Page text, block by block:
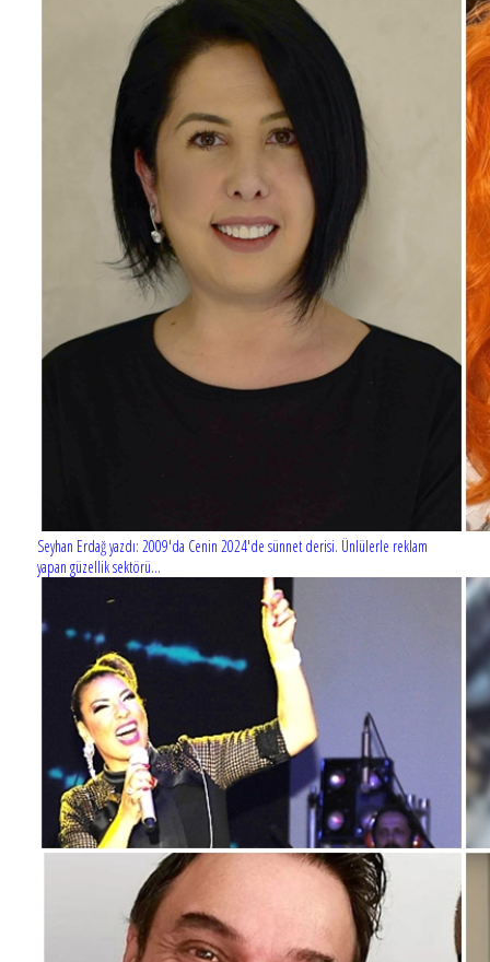
Seyhan Erdağ yazdı: 2009'da Cenin 2024'de sünnet derisi. Ünlülerle reklam
yapan güzellik sektörü...